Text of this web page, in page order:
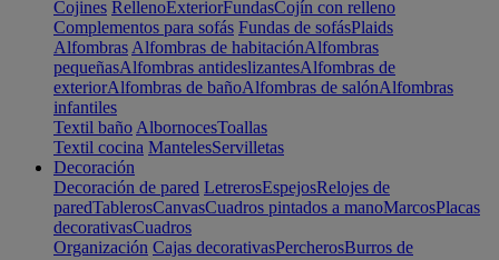
Cojines RellenoExteriorFundasCojín con relleno
Complementos para sofás Fundas de sofásPlaids
Alfombras Alfombras de habitaciónAlfombras
pequeñasAlfombras antideslizantesAlfombras de
exteriorAlfombras de bañoAlfombras de salónAlfombras
infantiles
Textil baño AlbornocesToallas
Textil cocina MantelesServilletas
Decoración
Decoración de pared LetrerosEspejosRelojes de
paredTablerosCanvasCuadros pintados a manoMarcosPlacas
decorativasCuadros
Organización Cajas decorativasPercherosBurros de